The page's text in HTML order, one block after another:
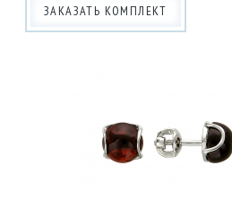
ЗАКАЗАТЬ КОМПЛЕКТ